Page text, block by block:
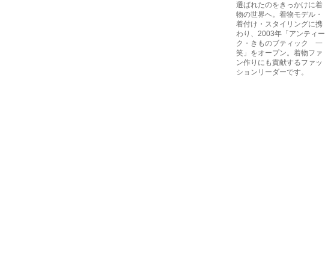
選ばれたのをきっかけに着
物の世界へ。着物モデル・
着付け・スタイリングに携
わり、2003年「アンティー
ク・きものブティック 一
笑」をオープン。着物ファ
ン作りにも貢献するファッ
ションリーダーです。